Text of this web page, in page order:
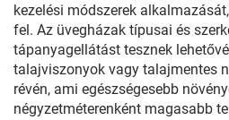
kezelési módszerek
fel. Az üvegházak típusai és
tápanyagellátást tesznek
talajviszonyok vagy talajmentes
révén, ami egészségesebb
négyzetméterenként magasabb